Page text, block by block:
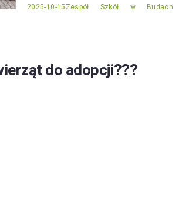
2025-10-15 Zespół Szkół w Budach
do adopcji???